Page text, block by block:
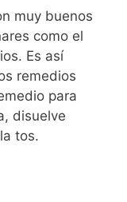
muy buenos
como el
Es así
remedios
para
disuelve
tos.